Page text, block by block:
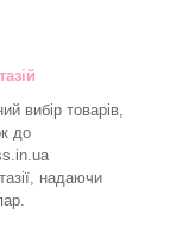
вибір товарів,
до
надаючи